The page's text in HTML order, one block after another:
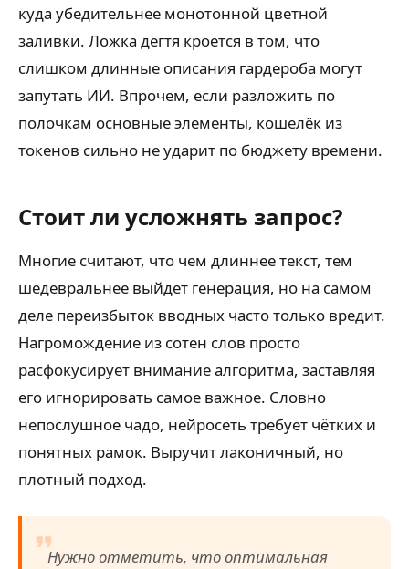
куда убедительнее монотонной цветной
заливки. Ложка дёгтя кроется в том, что
слишком длинные описания гардероба могут
запутать ИИ. Впрочем, если разложить по
полочкам основные элементы, кошелёк из
токенов сильно не ударит по бюджету времени.
Стоит ли усложнять запрос?
Многие считают, что чем длиннее текст, тем
шедевральнее выйдет генерация, но на самом
деле переизбыток вводных часто только вредит.
Нагромождение из сотен слов просто
расфокусирует внимание алгоритма, заставляя
его игнорировать самое важное. Словно
непослушное чадо, нейросеть требует чётких и
понятных рамок. Выручит лаконичный, но
плотный подход.
Нужно отметить, что оптимальная